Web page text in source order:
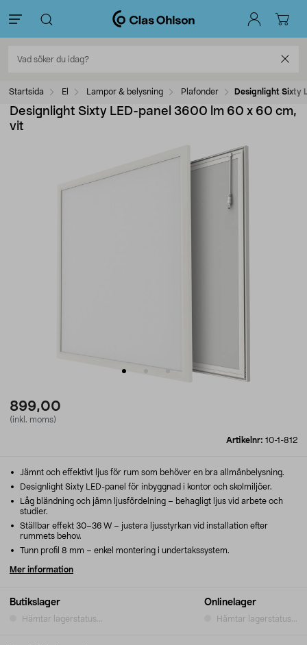
Startsida El Lampor & belysning Plafonder Designlight Sixty
Designlight Sixty LED-panel 3600 lm 60 x 60 cm,
vit
899,00
(inkl. moms)
Artikelnr: 10-1-812
Butikslager
Hämtar lagerstatus...
Onlinelager
Hämtar lagerstatus...
Jämnt och effektivt ljus för rum som behöver en bra allmänbelysning.
Designlight Sixty LED-panel för inbyggnad i kontor och skolmiljöer.
Låg bländning och jämn ljusfördelning – behagligt ljus vid arbete och
studier.
Ställbar effekt 30–36 W – justera ljusstyrkan vid installation efter
rummets behov.
Tunn profil 8 mm – enkel montering i undertakssystem.
Mer information